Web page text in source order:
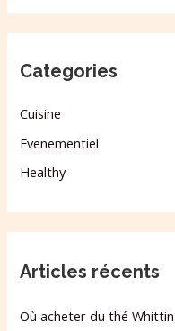
Categories
Cuisine
Evenementiel
Healthy
Articles récents
Où acheter du thé